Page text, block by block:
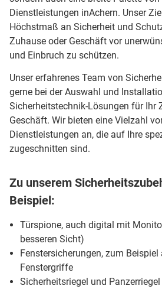
Dienstleistungen inAchern. Unser
Höchstmaß an Sicherheit und
Zuhause oder Geschäft vor
und Einbruch zu schützen.
Unser erfahrenes Team von
gerne bei der Auswahl und
Sicherheitstechnik-Lösungen für Ihr
Geschäft. Wir bieten eine Vielzahl
Dienstleistungen an, die auf Ihre
zugeschnitten sind.
Zu unserem
Beispiel:
Türspione, auch digital mit
besseren Sicht)
Fenstersicherungen, zum
Fenstergriffe
Sicherheitsriegel und Panzerriegel